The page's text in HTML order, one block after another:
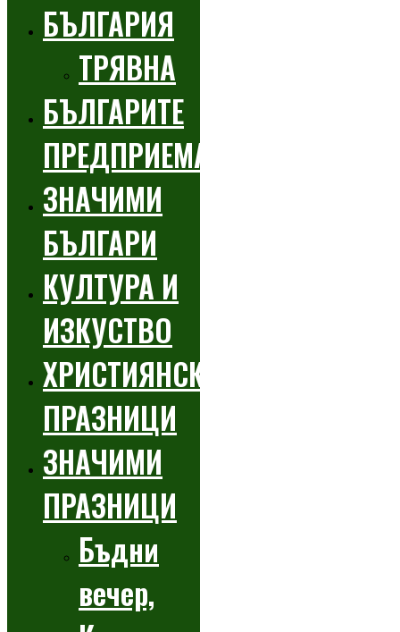
БЪЛГАРИЯ
ТРЯВНА
БЪЛГАРИТЕ
ПРЕДПРИЕМАЧИ
ЗНАЧИМИ
БЪЛГАРИ
КУЛТУРА И
ИЗКУСТВО
ХРИСТИЯНСКИ
ПРАЗНИЦИ
ЗНАЧИМИ
ПРАЗНИЦИ
Бъдни
вечер,